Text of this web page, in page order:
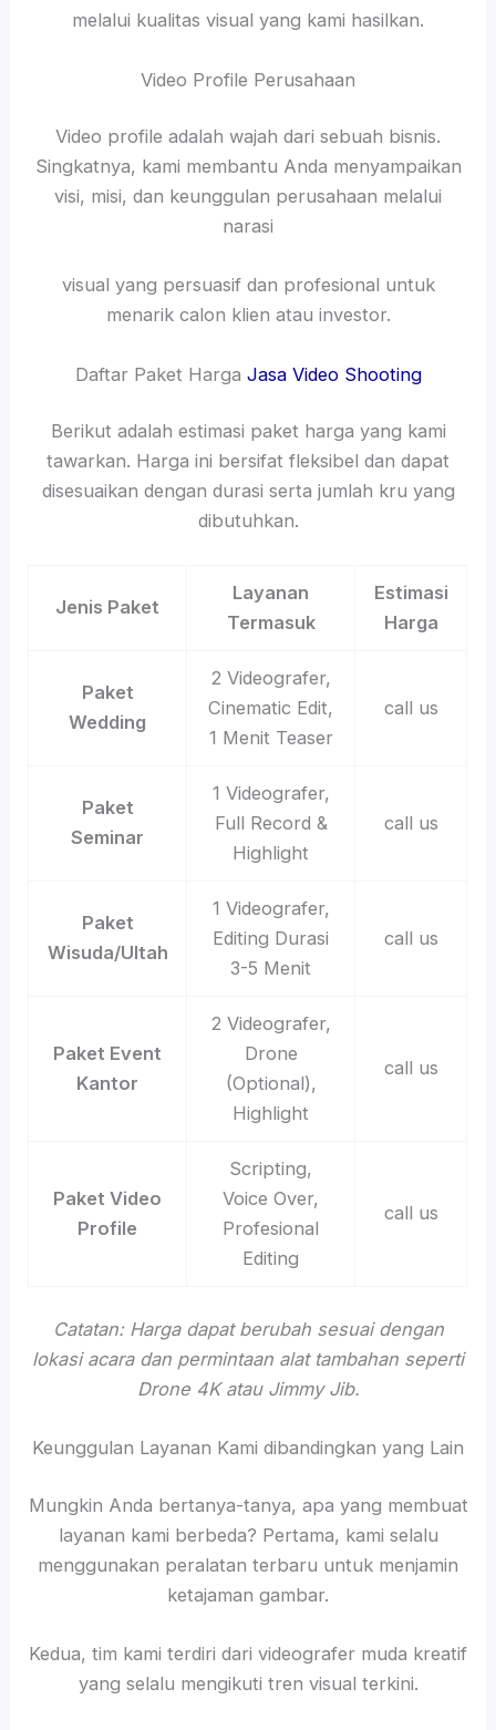
melalui kualitas visual yang kami hasilkan.
Video Profile Perusahaan
Video profile adalah wajah dari sebuah bisnis.
Singkatnya, kami membantu Anda menyampaikan
visi, misi, dan keunggulan perusahaan melalui
narasi
visual yang persuasif dan profesional untuk
menarik calon klien atau investor.
Daftar Paket Harga Jasa Video Shooting
Berikut adalah estimasi paket harga yang kami
tawarkan. Harga ini bersifat fleksibel dan dapat
disesuaikan dengan durasi serta jumlah kru yang
dibutuhkan.
Jenis Paket
Layanan
Termasuk
Estimasi
Harga
Paket
Wedding
2 Videografer,
Cinematic Edit,
1 Menit Teaser
call us
Paket
Seminar
1 Videografer,
Full Record &
Highlight
call us
Paket
Wisuda/Ultah
1 Videografer,
Editing Durasi
3-5 Menit
call us
Paket Event
Kantor
2 Videografer,
Drone
(Optional),
Highlight
call us
Paket Video
Profile
Scripting,
Voice Over,
Profesional
Editing
call us
Catatan: Harga dapat berubah sesuai dengan
lokasi acara dan permintaan alat tambahan seperti
Drone 4K atau Jimmy Jib.
Keunggulan Layanan Kami dibandingkan yang Lain
Mungkin Anda bertanya-tanya, apa yang membuat
layanan kami berbeda? Pertama, kami selalu
menggunakan peralatan terbaru untuk menjamin
ketajaman gambar.
Kedua, tim kami terdiri dari videografer muda kreatif
yang selalu mengikuti tren visual terkini.